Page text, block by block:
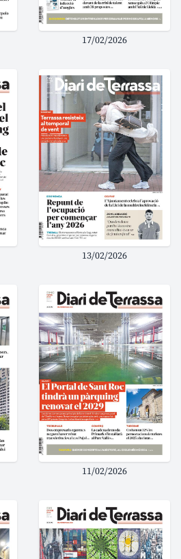
17/02/2026
13/02/2026
11/02/2026